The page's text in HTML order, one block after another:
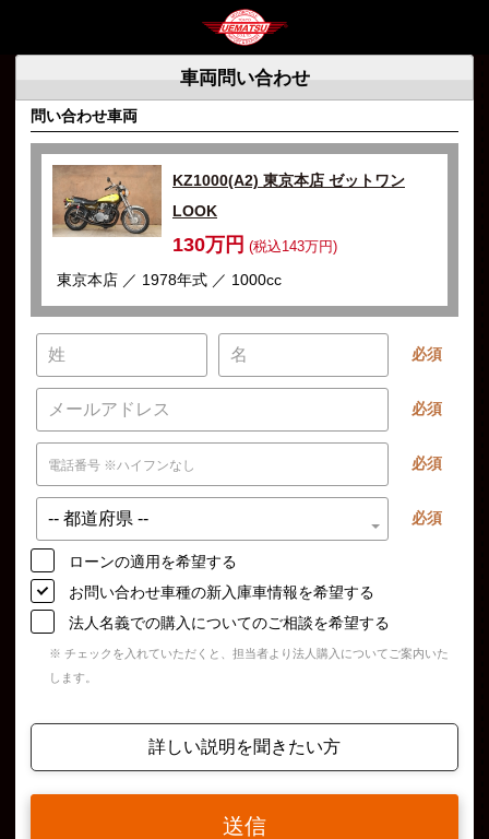
車両問い合わせ
問い合わせ車両
KZ1000(A2) 東京本店 ゼットワン
LOOK
130万円 (税込143万円)
東京本店 ／ 1978年式 ／ 1000cc
必須
必須
必須
必須
ローンの適用を希望する
お問い合わせ車種の新入庫車情報を希望する
法人名義での購入についてのご相談を希望する
※ チェックを入れていただくと、担当者より法人購入についてご案内いた
します。
詳しい説明を聞きたい方
送信